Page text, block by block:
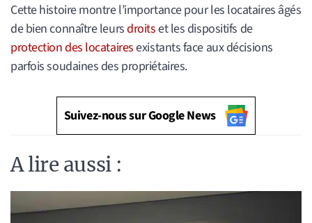
Cette histoire montre l’importance pour les locataires âgés
de bien connaître leursdroitset les dispositifs de
protection des locatairesexistants face aux décisions
parfois soudaines des propriétaires.
Suivez-nous sur Google News
A lire aussi :